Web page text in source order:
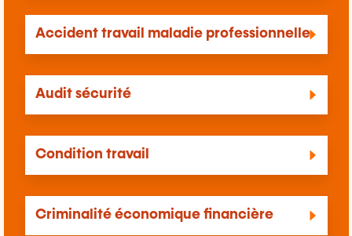
Accident travail maladie professionnelle
Audit sécurité
Condition travail
Criminalité économique financière